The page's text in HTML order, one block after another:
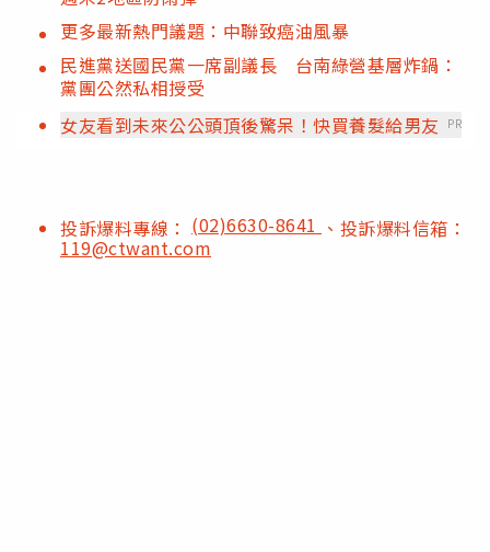
更多最新熱門議題：中聯致癌油風暴
民進黨送國民黨一席副議長 台南綠營基層炸鍋：
黨團公然私相授受
女友看到未來公公頭頂後驚呆！快買養髮給男友
PR
投訴爆料專線： (02)6630-8641 、投訴爆料信箱：
119@ctwant.com